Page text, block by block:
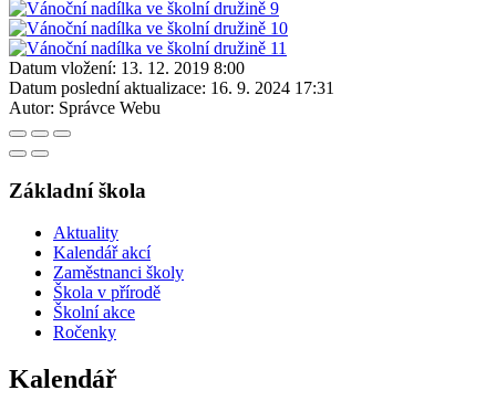
Datum vložení: 13. 12. 2019 8:00
Datum poslední aktualizace: 16. 9. 2024 17:31
Autor: Správce Webu
Základní škola
Aktuality
Kalendář akcí
Zaměstnanci školy
Škola v přírodě
Školní akce
Ročenky
Kalendář